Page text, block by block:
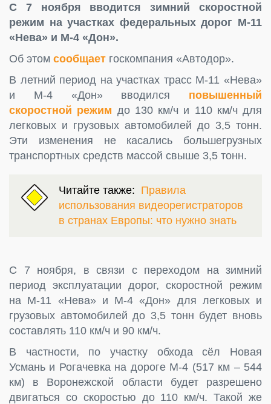
С 7 ноября вводится зимний скоростной
режим на участках федеральных дорог М-11
«Нева» и М-4 «Дон».
Об этом сообщает госкомпания «Автодор».
В летний период на участках трасс М-11 «Нева»
и М-4 «Дон» вводился повышенный
скоростной режим до 130 км/ч и 110 км/ч для
легковых и грузовых автомобилей до 3,5 тонн.
Эти изменения не касались большегрузных
транспортных средств массой свыше 3,5 тонн.
Читайте также: Правила
использования видеорегистраторов
в странах Европы: что нужно знать
С 7 ноября, в связи с переходом на зимний
период эксплуатации дорог, скоростной режим
на М-11 «Нева» и М-4 «Дон» для легковых и
грузовых автомобилей до 3,5 тонн будет вновь
составлять 110 км/ч и 90 км/ч.
В частности, по участку обхода сёл Новая
Усмань и Рогачевка на дороге М-4 (517 км – 544
км) в Воронежской области будет разрешено
двигаться со скоростью до 110 км/ч. Такой же